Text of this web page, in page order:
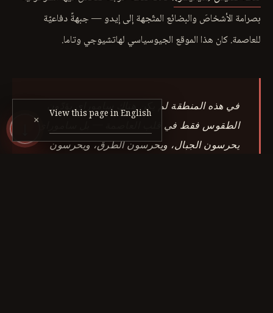
بصرامة الأشخاصَ والبضائع المتّجهة إلى إيدو — جبهةً دفاعيّة
للعاصمة. كان هذا الموقع الجيوسياسي لهاتشيوجي وتاما.
في هذه المنطقة لم يكن هناك ساموراي يؤدّون
الطقوس فقط في قلب العاصمة — بل ساموراي
يحرسون الجبال، ويحرسون الطرق، ويحرسون
View this page in English
×